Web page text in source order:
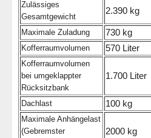
Zulässiges
Gesamtgewicht
2.390 kg
Maximale Zuladung 730 kg
Kofferraumvolumen 570 Liter
Kofferraumvolumen
bei umgeklappter
Rücksitzbank
1.700 Liter
Dachlast 100 kg
Maximale Anhängelast
(Gebremster
2000 kg